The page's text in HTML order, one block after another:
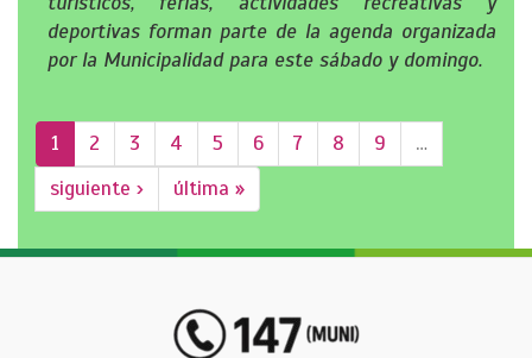
deportivas forman parte de la agenda organizada
por la Municipalidad para este sábado y domingo.
1 2 3 4 5 6 7 8 9
…
siguiente ›
última »